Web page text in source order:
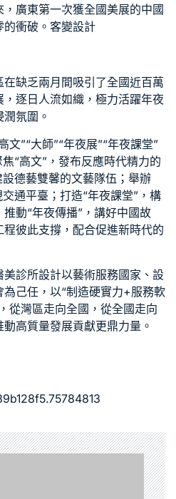
廣東第一次獲全國美展的中國
衝破。 客變設計
缺乏兩月間吸引了全國近百萬
逐日人流如織，極力活躍年夜
氛圍。
文”“大師”“年夜展”“年夜課堂”
“高文”，發布反應時代精力的
德藝雙馨的文藝隊伍；舉辦
通平臺；打造“年夜課堂”，構
動“年夜傳播”，講好中國故
彼此支撐，配合促進新時代的
美診所設計以藝術服務國家、設
己任，以“制造硬實力+服務軟
從灣區走向全國，從全國走向
高質量發展貢獻更鼎力量。